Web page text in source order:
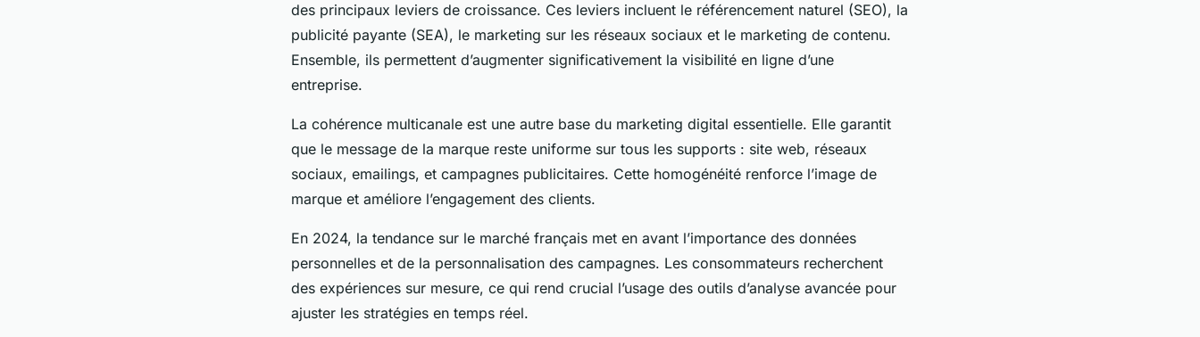
des principaux leviers de croissance. Ces leviers incluent le référencement naturel (SEO), la
publicité payante (SEA), le marketing sur les réseaux sociaux et le marketing de contenu.
Ensemble, ils permettent d’augmenter significativement la visibilité en ligne d’une
entreprise.
La cohérence multicanale est une autre base du marketing digital essentielle. Elle garantit
que le message de la marque reste uniforme sur tous les supports : site web, réseaux
sociaux, emailings, et campagnes publicitaires. Cette homogénéité renforce l’image de
marque et améliore l’engagement des clients.
En 2024, la tendance sur le marché français met en avant l’importance des données
personnelles et de la personnalisation des campagnes. Les consommateurs recherchent
des expériences sur mesure, ce qui rend crucial l’usage des outils d’analyse avancée pour
ajuster les stratégies en temps réel.